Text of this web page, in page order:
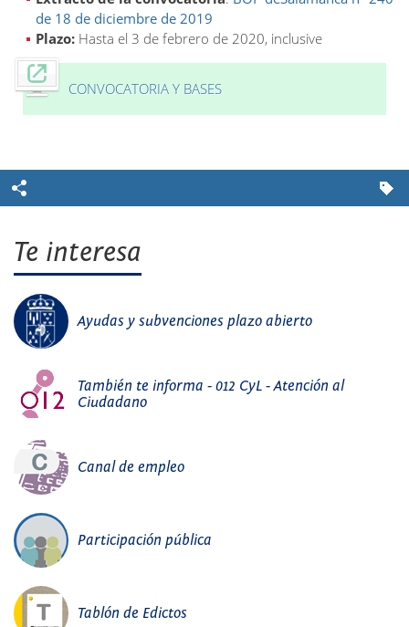
de 18 de diciembre de 2019
Plazo: Hasta el 3 de febrero de 2020, inclusive
CONVOCATORIA Y BASES
Te interesa
Ayudas y subvenciones plazo abierto
También te informa - 012 CyL - Atención al
Ciudadano
Canal de empleo
Participación pública
Tablón de Edictos